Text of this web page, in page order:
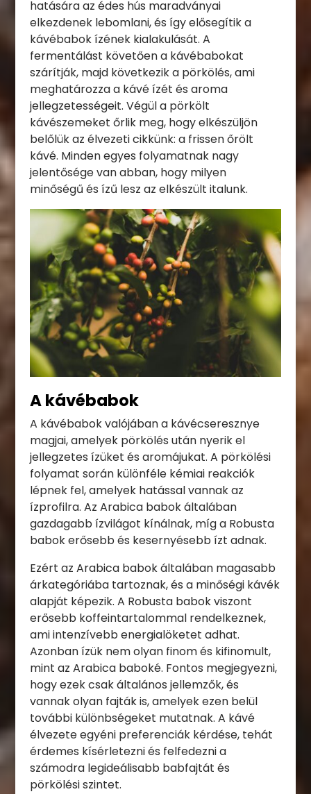
hatására az édes hús maradványai
elkezdenek lebomlani, és így elősegítik a
kávébabok ízének kialakulását. A
fermentálást követően a kávébabokat
szárítják, majd következik a pörkölés, ami
meghatározza a kávé ízét és aroma
jellegzetességeit. Végül a pörkölt
kávészemeket őrlik meg, hogy elkészüljön
belőlük az élvezeti cikkünk: a frissen őrölt
kávé. Minden egyes folyamatnak nagy
jelentősége van abban, hogy milyen
minőségű és ízű lesz az elkészült italunk.
A kávébabok
A kávébabok valójában a kávécseresznye
magjai, amelyek pörkölés után nyerik el
jellegzetes ízüket és aromájukat. A pörkölési
folyamat során különféle kémiai reakciók
lépnek fel, amelyek hatással vannak az
ízprofilra. Az Arabica babok általában
gazdagabb ízvilágot kínálnak, míg a Robusta
babok erősebb és kesernyésebb ízt adnak.
Ezért az Arabica babok általában magasabb
árkategóriába tartoznak, és a minőségi kávék
alapját képezik. A Robusta babok viszont
erősebb koffeintartalommal rendelkeznek,
ami intenzívebb energialöketet adhat.
Azonban ízük nem olyan finom és kifinomult,
mint az Arabica baboké. Fontos megjegyezni,
hogy ezek csak általános jellemzők, és
vannak olyan fajták is, amelyek ezen belül
további különbségeket mutatnak. A kávé
élvezete egyéni preferenciák kérdése, tehát
érdemes kísérletezni és felfedezni a
számodra legideálisabb babfajtát és
pörkölési szintet.